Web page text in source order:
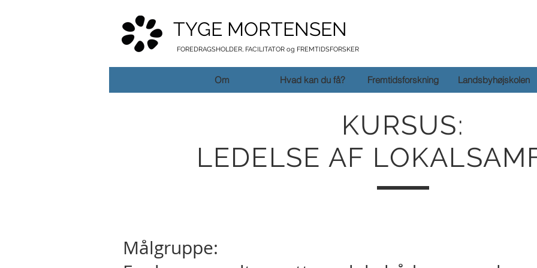
TYGE MORTENSEN
FOREDRAGSHOLDER, FACILITATOR og FREMTIDSFORSKER
Om Hvad kan du få? Fremtidsforskning Landsbyhøjskolen
KURSUS:
LEDELSE AF
Målgruppe: